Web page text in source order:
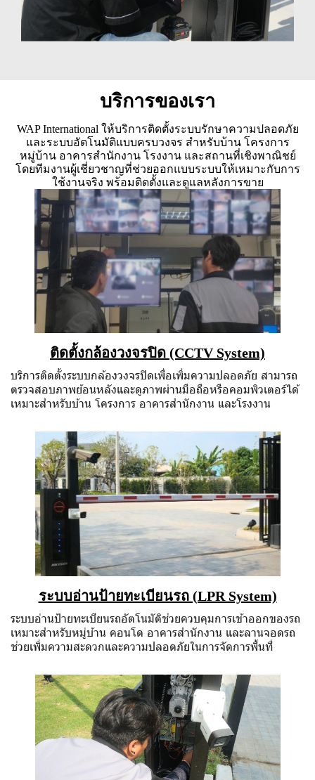
บริการของเรา
WAP International ให้บริการติดตั้งระบบรักษาความปลอดภัย
และระบบอัตโนมัติแบบครบวงจร สำหรับบ้าน โครงการ
หมู่บ้าน อาคารสำนักงาน โรงงาน และสถานที่เชิงพาณิชย์
โดยทีมงานผู้เชี่ยวชาญที่ช่วยออกแบบระบบให้เหมาะกับการ
ใช้งานจริง พร้อมติดตั้งและดูแลหลังการขาย
ติดตั้งกล้องวงจรปิด (CCTV System)
บริการติดตั้งระบบกล้องวงจรปิดเพื่อเพิ่มความปลอดภัย สามารถ
ตรวจสอบภาพย้อนหลังและดูภาพผ่านมือถือหรือคอมพิวเตอร์ได้
เหมาะสำหรับบ้าน โครงการ อาคารสำนักงาน และโรงงาน
ระบบอ่านป้ายทะเบียนรถ (LPR System)
ระบบอ่านป้ายทะเบียนรถอัตโนมัติช่วยควบคุมการเข้าออกของรถ
เหมาะสำหรับหมู่บ้าน คอนโด อาคารสำนักงาน และลานจอดรถ
ช่วยเพิ่มความสะดวกและความปลอดภัยในการจัดการพื้นที่